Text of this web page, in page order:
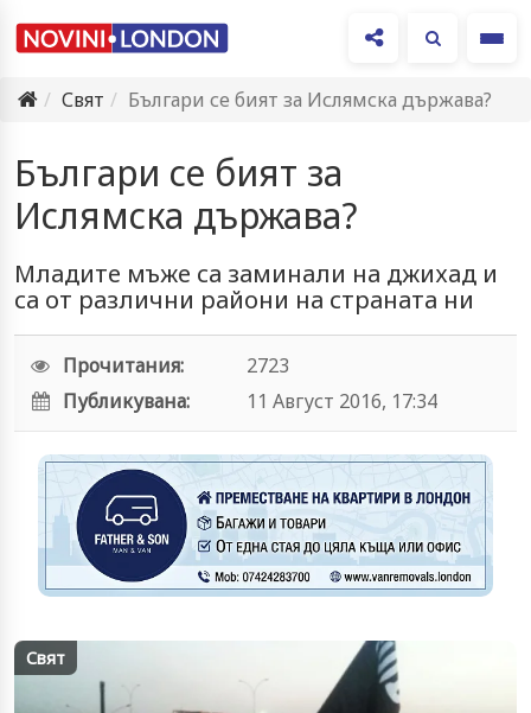
Свят
Българи се бият за Ислямска държава?
Българи се бият за
Ислямска държава?
Младите мъже са заминали на джихад и
са от различни райони на страната ни
Прочитания:
2723
Публикувана:
11 Август 2016, 17:34
Свят